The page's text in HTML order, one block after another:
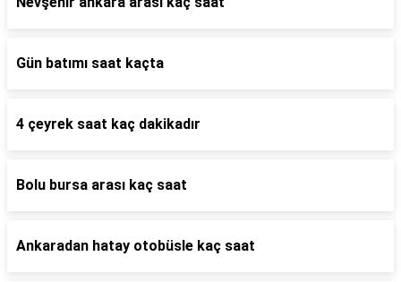
Gün batımı saat kaçta
4 çeyrek saat kaç dakikadır
Bolu bursa arası kaç saat
Ankaradan hatay otobüsle kaç saat